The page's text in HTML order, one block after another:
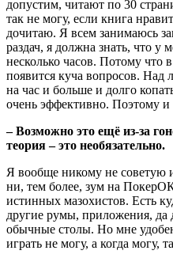
допустим, читают по 30
так не могу, если книга
дочитаю. Я всем занимаюсь
раздач, я должна знать, что у
несколько часов. Потому что
появится куча вопросов. Над
на час и больше и долго
очень эффективно. Поэтому и
– Возможно это ещё из-за
теория – это необязательно.
Я вообще никому не советую
ни, тем более, зум на
истинных мазохистов. Есть
другие румы, приложения,
обычные столы. Но мне
играть не могу, а когда могу,